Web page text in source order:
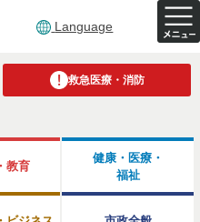
Language
救急医療・消防
教育
健康・医療・
福祉